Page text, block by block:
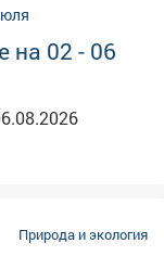
не
на 02 - 06
Природа и экология